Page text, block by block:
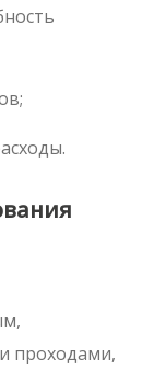
проходами,